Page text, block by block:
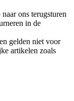
ons terugsturen
in de
gelden niet voor
artikelen zoals